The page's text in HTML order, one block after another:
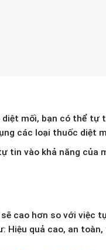
diệt mối, bạn có thể
các loại thuốc diệt
tin vào khả năng
cao hơn so với việc
Hiệu quả cao, an